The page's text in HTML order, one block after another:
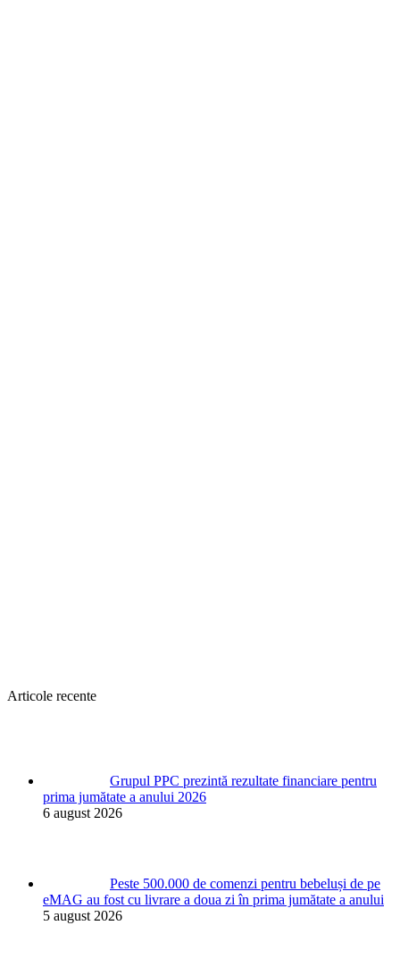
Articole recente
Grupul PPC prezintă rezultate financiare pentru
prima jumătate a anului 2026
6 august 2026
Peste 500.000 de comenzi pentru bebeluși de pe
eMAG au fost cu livrare a doua zi în prima jumătate a anului
5 august 2026